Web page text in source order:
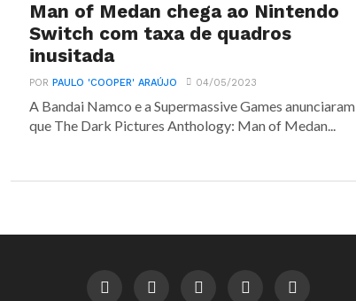
Man of Medan chega ao Nintendo
Switch com taxa de quadros
inusitada
PORPAULO 'COOPER' ARAÚJO 04/05/2023
A Bandai Namco e a Supermassive Games anunciaram
que The Dark Pictures Anthology: Man of Medan...